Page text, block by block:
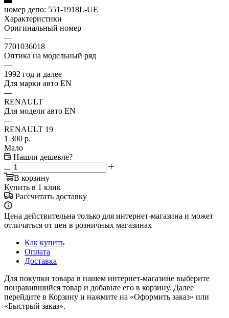
номер депо: 551-1918L-UE
Характеристики
Оригинальный номер
—
7701036018
Оптика на модельный ряд
—
1992 год и далее
Для марки авто EN
—
RENAULT
Для модели авто EN
—
RENAULT 19
1 300 р.
Мало
Нашли дешевле?
В корзину
Купить в 1 клик
Рассчитать доставку
Цена действительна только для интернет-магазина и может
отличаться от цен в розничных магазинах
Как купить
Оплата
Доставка
Для покупки товара в нашем интернет-магазине выберите
понравившийся товар и добавьте его в корзину. Далее
перейдите в Корзину и нажмите на «Оформить заказ» или
«Быстрый заказ».